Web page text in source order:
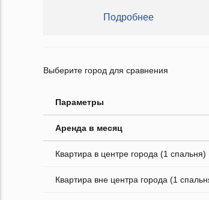
Подробнее
Выберите город для сравнения
Параметры
Аренда в месяц
Квартира в центре города (1 спальня)
Квартира вне центра города (1